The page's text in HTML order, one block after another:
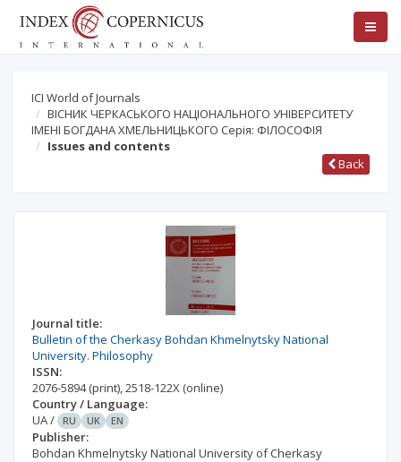
ICI World of Journals
ВІСНИК ЧЕРКАСЬКОГО НАЦІОНАЛЬНОГО УНІВЕРСИТЕТУ
ІМЕНІ БОГДАНА ХМЕЛЬНИЦЬКОГО Серія: ФІЛОСОФІЯ
Issues and contents
Back
Journal title:
Bulletin of the Cherkasy Bohdan Khmelnytsky National
University. Philosophy
ISSN:
2076-5894(print),2518-122X (online)
Country / Language:
UA/ RU UK EN
Publisher:
Bohdan Khmelnytsky National University of Cherkasy